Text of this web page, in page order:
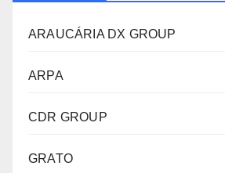
ARAUCÁRIA DX GROUP
ARPA
CDR GROUP
GRATO